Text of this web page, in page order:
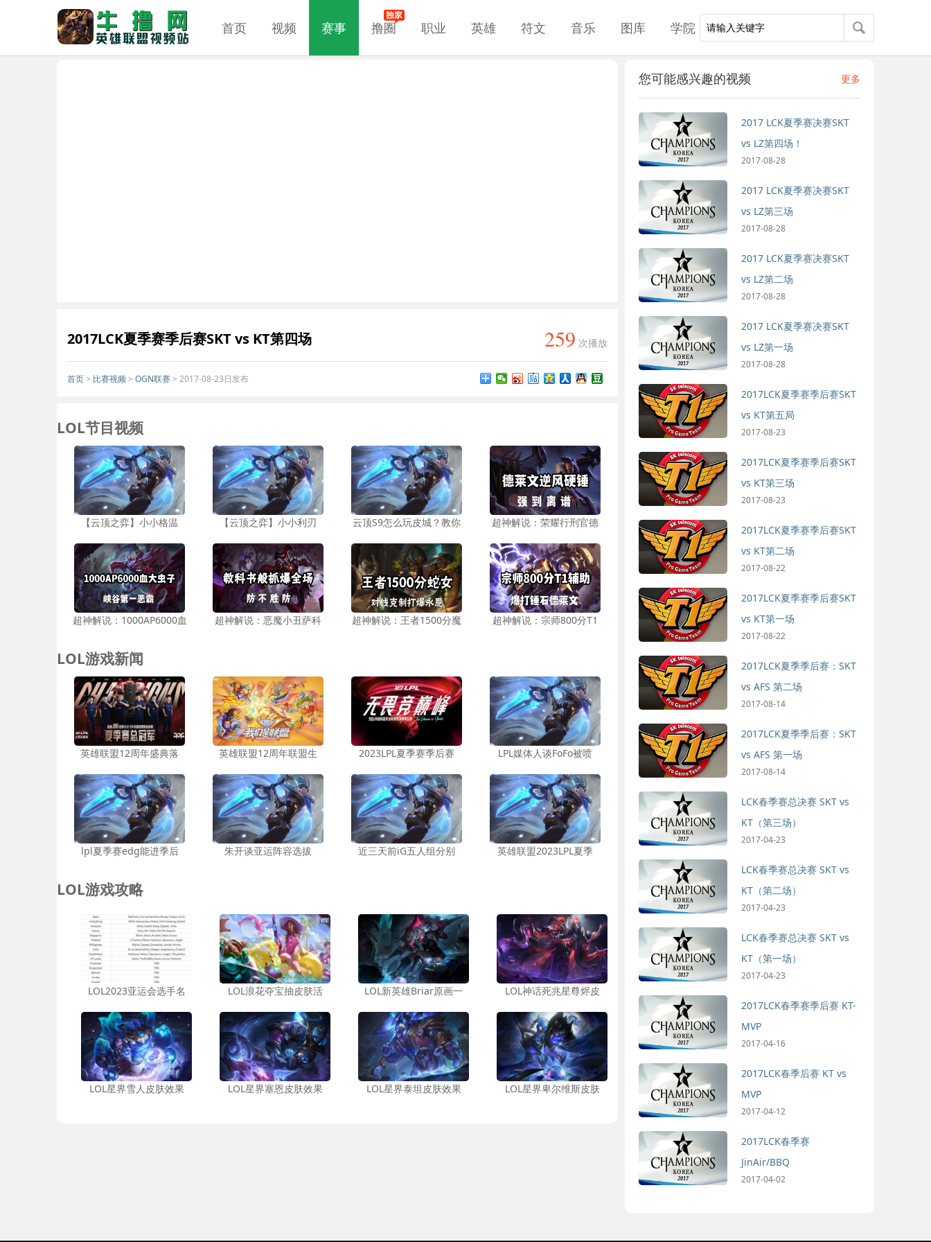
首页 视频 赛事 撸圈 职业 英雄 符文 音乐 图库 学院
2017LCK夏季赛季后赛SKT vs KT第四场 259 次播放
首页> 比赛视频> OGN联赛> 2017-08-23日发布
LOL节目视频
【云顶之弈】小小格温 【云顶之弈】小小利刃 云顶S9怎么玩皮城？教你 超神解说：荣耀行刑官德
超神解说：1000AP6000血 超神解说：恶魔小丑萨科 超神解说：王者1500分魔 超神解说：宗师800分T1
LOL游戏新闻
英雄联盟12周年盛典落 英雄联盟12周年联盟生 2023LPL夏季赛季后赛 LPL媒体人谈FoFo被喷
lpl夏季赛edg能进季后 朱开谈亚运阵容选拔 近三天前iG五人组分别 英雄联盟2023LPL夏季
LOL游戏攻略
LOL2023亚运会选手名 LOL浪花夺宝抽皮肤活 LOL新英雄Briar原画一 LOL神话死兆星尊烬皮
LOL星界雪人皮肤效果 LOL星界塞恩皮肤效果 LOL星界泰坦皮肤效果 LOL星界卑尔维斯皮肤
您可能感兴趣的视频 更多
2017 LCK夏季赛决赛SKT
vs LZ第四场！
2017-08-28
2017 LCK夏季赛决赛SKT
vs LZ第三场
2017-08-28
2017 LCK夏季赛决赛SKT
vs LZ第二场
2017-08-28
2017 LCK夏季赛决赛SKT
vs LZ第一场
2017-08-28
2017LCK夏季赛季后赛SKT
vs KT第五局
2017-08-23
2017LCK夏季赛季后赛SKT
vs KT第三场
2017-08-23
2017LCK夏季赛季后赛SKT
vs KT第二场
2017-08-22
2017LCK夏季赛季后赛SKT
vs KT第一场
2017-08-22
2017LCK夏季季后赛：SKT
vs AFS 第二场
2017-08-14
2017LCK夏季季后赛：SKT
vs AFS 第一场
2017-08-14
LCK春季赛总决赛 SKT vs
KT（第三场）
2017-04-23
LCK春季赛总决赛 SKT vs
KT（第二场）
2017-04-23
LCK春季赛总决赛 SKT vs
KT（第一场）
2017-04-23
2017LCK春季赛季后赛 KT-
MVP
2017-04-16
2017LCK春季后赛 KT vs
MVP
2017-04-12
2017LCK春季赛
JinAir/BBQ
2017-04-02